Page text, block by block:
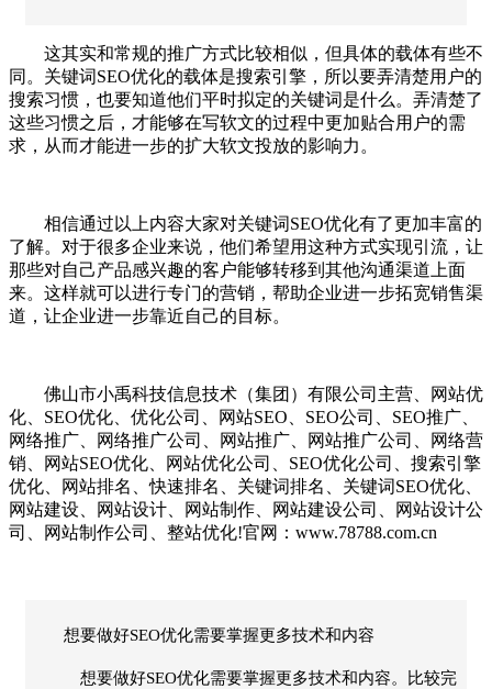
这其实和常规的推广方式比较相似，但具体的载体有些不
同。关键词SEO优化的载体是搜索引擎，所以要弄清楚用户的
搜索习惯，也要知道他们平时拟定的关键词是什么。弄清楚了
这些习惯之后，才能够在写软文的过程中更加贴合用户的需
求，从而才能进一步的扩大软文投放的影响力。
相信通过以上内容大家对关键词SEO优化有了更加丰富的
了解。对于很多企业来说，他们希望用这种方式实现引流，让
那些对自己产品感兴趣的客户能够转移到其他沟通渠道上面
来。这样就可以进行专门的营销，帮助企业进一步拓宽销售渠
道，让企业进一步靠近自己的目标。
佛山市小禹科技信息技术（集团）有限公司主营、网站优
化、SEO优化、优化公司、网站SEO、SEO公司、SEO推广、
网络推广、网络推广公司、网站推广、网站推广公司、网络营
销、网站SEO优化、网站优化公司、SEO优化公司、搜索引擎
优化、网站排名、快速排名、关键词排名、关键词SEO优化、
网站建设、网站设计、网站制作、网站建设公司、网站设计公
司、网站制作公司、整站优化!官网：www.78788.com.cn
想要做好SEO优化需要掌握更多技术和内容
想要做好SEO优化需要掌握更多技术和内容。比较完